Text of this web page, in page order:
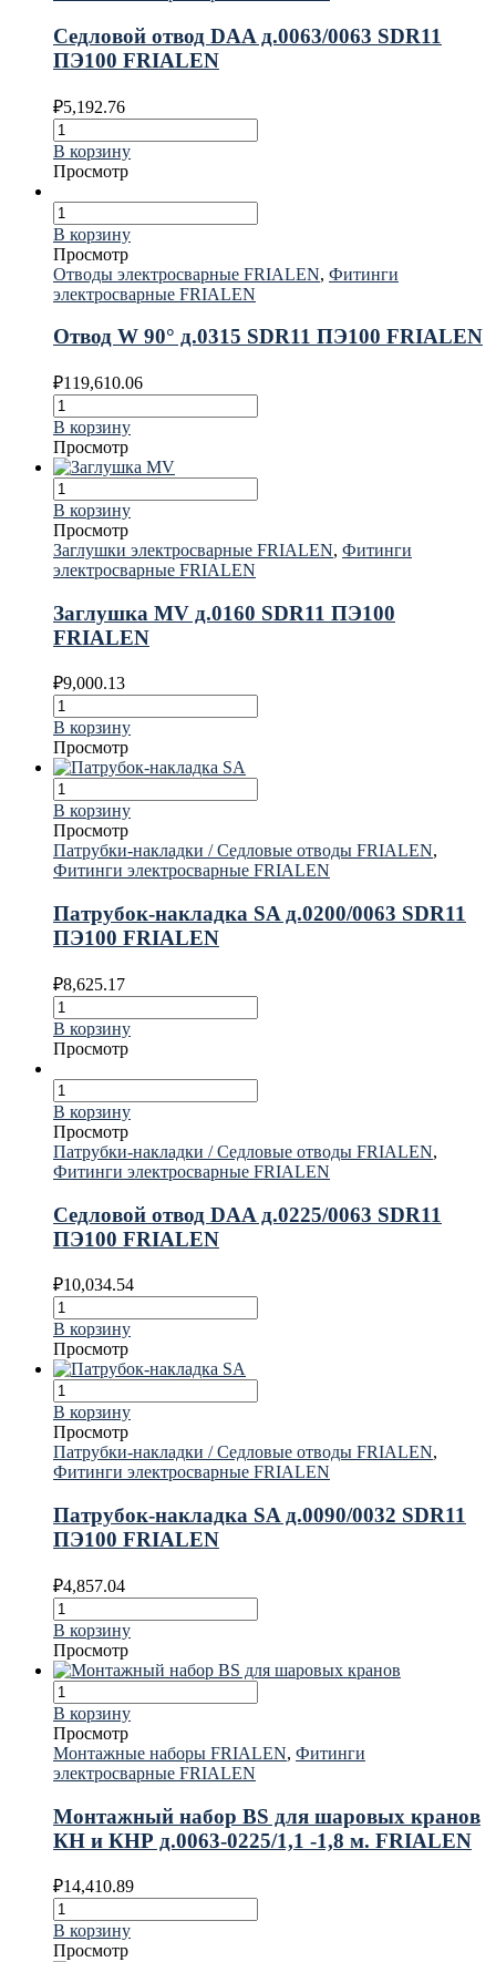
Седловой отвод DAA д.0063/0063 SDR11
ПЭ100 FRIALEN
₽5,192.76
В корзину
Просмотр
В корзину
Просмотр
Отводы электросварные FRIALEN, Фитинги
электросварные FRIALEN
Отвод W 90° д.0315 SDR11 ПЭ100 FRIALEN
₽119,610.06
В корзину
Просмотр
В корзину
Просмотр
Заглушки электросварные FRIALEN, Фитинги
электросварные FRIALEN
Заглушка MV д.0160 SDR11 ПЭ100
FRIALEN
₽9,000.13
В корзину
Просмотр
В корзину
Просмотр
Патрубки-накладки / Седловые отводы FRIALEN,
Фитинги электросварные FRIALEN
Патрубок-накладка SA д.0200/0063 SDR11
ПЭ100 FRIALEN
₽8,625.17
В корзину
Просмотр
В корзину
Просмотр
Патрубки-накладки / Седловые отводы FRIALEN,
Фитинги электросварные FRIALEN
Седловой отвод DAA д.0225/0063 SDR11
ПЭ100 FRIALEN
₽10,034.54
В корзину
Просмотр
В корзину
Просмотр
Патрубки-накладки / Седловые отводы FRIALEN,
Фитинги электросварные FRIALEN
Патрубок-накладка SA д.0090/0032 SDR11
ПЭ100 FRIALEN
₽4,857.04
В корзину
Просмотр
В корзину
Просмотр
Монтажные наборы FRIALEN, Фитинги
электросварные FRIALEN
Монтажный набор BS для шаровых кранов
КН и КНР д.0063-0225/1,1 -1,8 м. FRIALEN
₽14,410.89
В корзину
Просмотр